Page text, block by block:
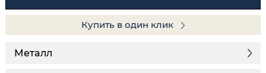
Купить в один клик
Металл